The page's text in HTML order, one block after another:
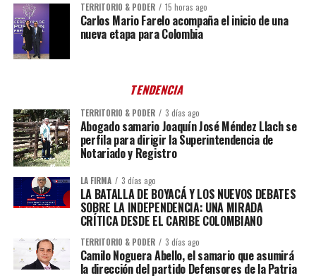
TERRITORIO & PODER 15 horas ago
Carlos Mario Farelo acompaña el inicio de una
nueva etapa para Colombia
TENDENCIA
TERRITORIO & PODER 3 días ago
Abogado samario Joaquín José Méndez Llach se
perfila para dirigir la Superintendencia de
Notariado y Registro
LA FIRMA 3 días ago
LA BATALLA DE BOYACÁ Y LOS NUEVOS DEBATES
SOBRE LA INDEPENDENCIA: UNA MIRADA
CRÍTICA DESDE EL CARIBE COLOMBIANO
TERRITORIO & PODER 3 días ago
Camilo Noguera Abello, el samario que asumirá
la dirección del partido Defensores de la Patria